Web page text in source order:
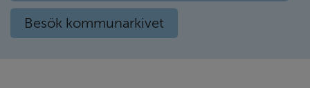
Besök kommunarkivet